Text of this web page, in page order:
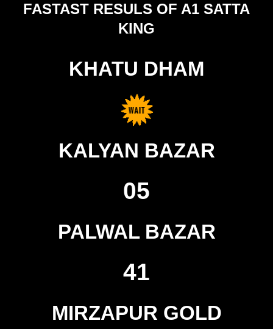
FASTAST RESULS OF A1 SATTA
KING
KHATU DHAM
KALYAN BAZAR
05
PALWAL BAZAR
41
MIRZAPUR GOLD